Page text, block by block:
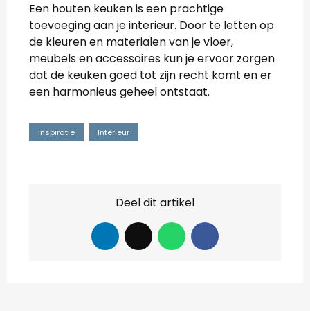
Een houten keuken is een prachtige
toevoeging aan je interieur. Door te letten op
de kleuren en materialen van je vloer,
meubels en accessoires kun je ervoor zorgen
dat de keuken goed tot zijn recht komt en er
een harmonieus geheel ontstaat.
Inspiratie Interieur
Deel dit artikel